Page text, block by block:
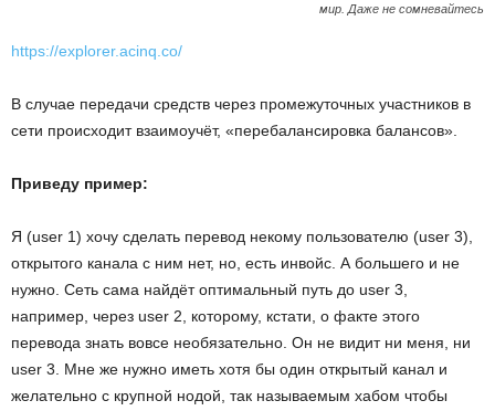
мир. Даже не сомневайтесь
https://explorer.acinq.co/
В случае передачи средств через промежуточных участников в
сети происходит взаимоучёт, «перебалансировка балансов».
Приведу пример:
Я (user 1) хочу сделать перевод некому пользователю (user 3),
открытого канала с ним нет, но, есть инвойс. А большего и не
нужно. Сеть сама найдёт оптимальный путь до user 3,
например, через user 2, которому, кстати, о факте этого
перевода знать вовсе необязательно. Он не видит ни меня, ни
user 3. Мне же нужно иметь хотя бы один открытый канал и
желательно с крупной нодой, так называемым хабом чтобы